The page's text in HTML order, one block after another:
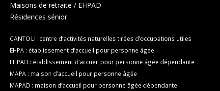
Maisons de retraite / EHPAD
Résidences sénior
CANTOU : centre d’activités naturelles tirées d’occupations utiles
EHPA : établissement d’accueil pour personne âgée
EHPAD : établissement d’accueil pour personne âgée dépendante
MAPA : maison d’accueil pour personne âgée
MAPAD : maison d’accueil pour personne âgée dépendante